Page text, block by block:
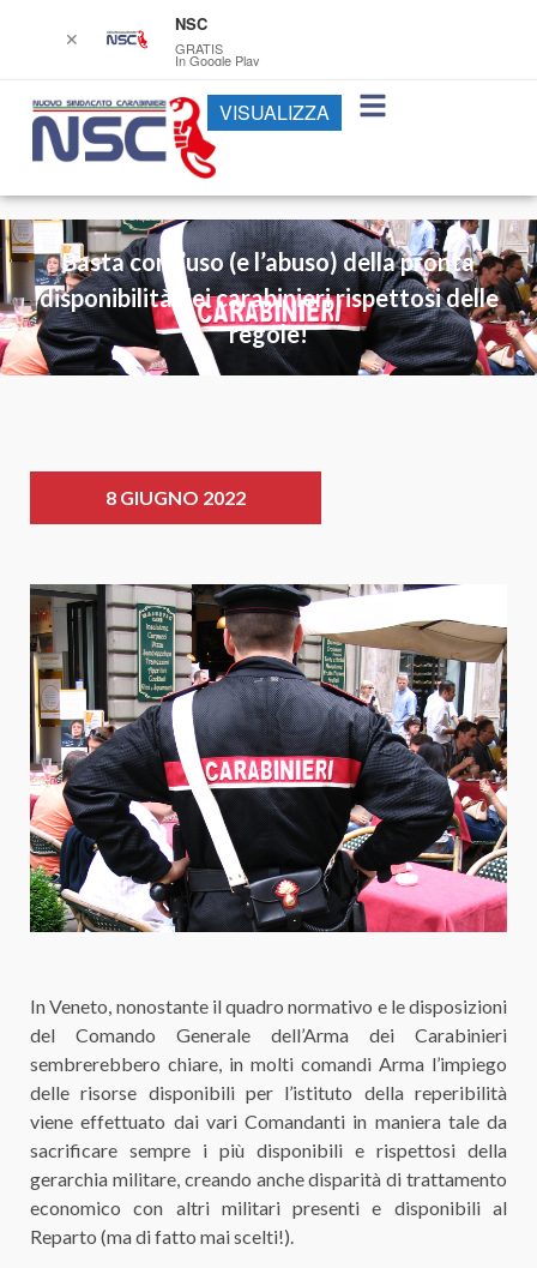
Basta con l’uso (e l’abuso) della pronta
disponibilità dei carabinieri rispettosi delle
regole!
8 GIUGNO 2022
In Veneto, nonostante il quadro normativo e le disposizioni
del Comando Generale dell’Arma dei Carabinieri
sembrerebbero chiare, in molti comandi Arma l’impiego
delle risorse disponibili per l’istituto della reperibilità
viene effettuato dai vari Comandanti in maniera tale da
sacrificare sempre i più disponibili e rispettosi della
gerarchia militare, creando anche disparità di trattamento
economico con altri militari presenti e disponibili al
Reparto (ma di fatto mai scelti!).
✕
NSC
GRATIS
In Google Play
VISUALIZZA